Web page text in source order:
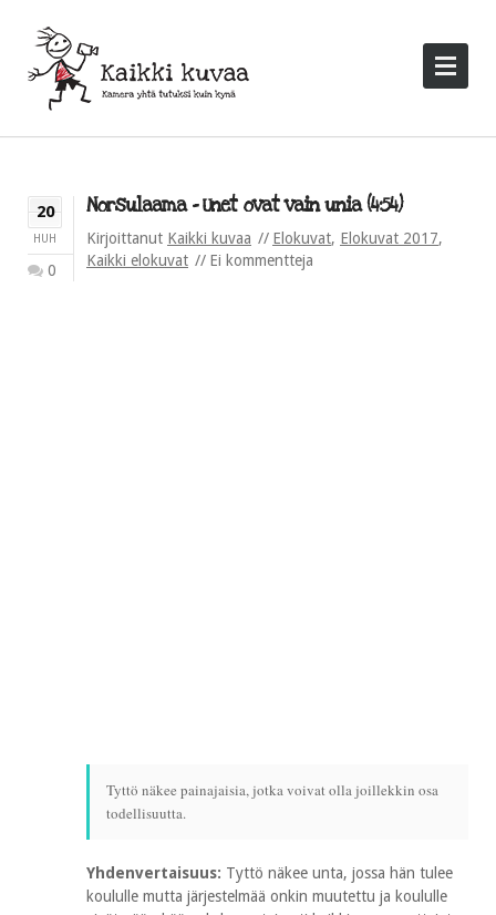
20
HUH
0
Norsulaama – Unet ovat vain unia (4:54)
Kirjoittanut Kaikki kuvaa Elokuvat, Elokuvat 2017,
Kaikki elokuvat
Ei kommentteja
Tyttö näkee painajaisia, jotka voivat olla joillekkin osa
todellisuutta.
Yhdenvertaisuus: Tyttö näkee unta, jossa hän tulee
koululle mutta järjestelmää onkin muutettu ja koululle